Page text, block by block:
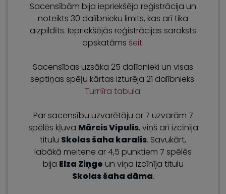
Sacensībām bija iepriekšēja reģistrācija un
noteikts 30 dalībnieku limits, kas arī tika
aizpildīts. Iepriekšējās reģistrācijas saraksts
apskatāms šeit.
Sacensības uzsāka 25 dalībnieki un visas
septiņas spēļu kārtas izturēja 21 dalībnieks.
Turnīra tabula.
Par sacensību uzvarētāju ar 7 uzvarām 7
spēlēs kļuva Mārcis Vipulis, viņš arī izcīnīja
titulu Skolas šaha karalis. Savukārt,
labākā meitene ar 4,5 punktiem 7 spēlēs
bija Elza Ziņge un viņa izcīnīja titulu
Skolas šaha dāma.